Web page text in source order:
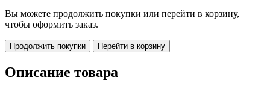
Вы можете продолжить покупки или перейти в корзину,
чтобы оформить заказ.
Продолжить покупки Перейти в корзину
Описание товара